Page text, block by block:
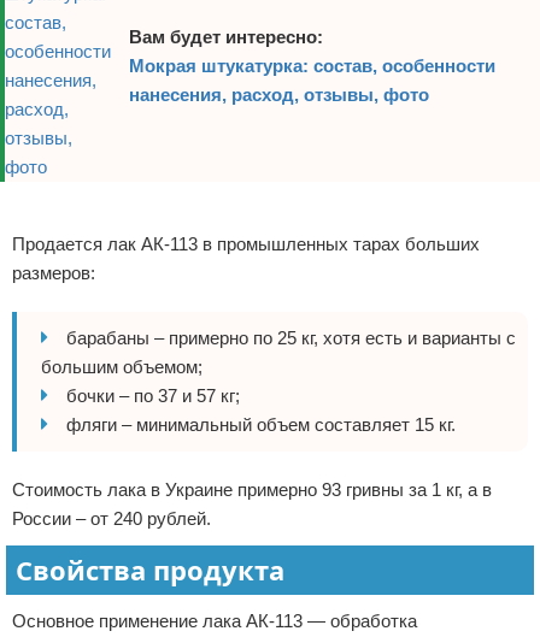
Вам будет интересно:
Мокрая штукатурка: состав, особенности
нанесения, расход, отзывы, фото
Продается лак АК-113 в промышленных тарах больших
размеров:
барабаны – примерно по 25 кг, хотя есть и варианты с
большим объемом;
бочки – по 37 и 57 кг;
фляги – минимальный объем составляет 15 кг.
Стоимость лака в Украине примерно 93 гривны за 1 кг, а в
России – от 240 рублей.
Свойства продукта
Основное применение лака АК-113 — обработка